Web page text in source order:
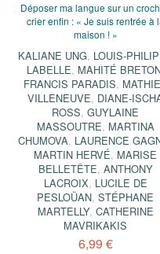
Déposer ma langue sur un
crier enfin : « Je suis rentrée à
maison ! »
KALIANE UNG, LOUIS-
LABELLE, MAHITÉ
FRANCIS PARADIS,
VILLENEUVE, DIANE-
ROSS,GUYLAINE
MASSOUTRE, MARTINA
CHUMOVA, LAURENCE
MARTIN HERVÉ, MARISE
BELLETÊTE, ANTHONY
LACROIX, LUCILE DE
PESLOÜAN,STÉPHANE
MARTELLY, CATHERINE
MAVRIKAKIS
6,99 €